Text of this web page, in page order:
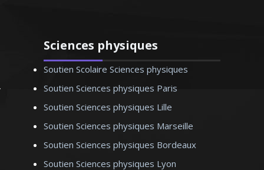
Madame C. Camille – Professeur
d’arts appliqués - Paris
Sciences physiques
Soutien Scolaire Sciences physiques
Soutien Sciences physiques Paris
Soutien Sciences physiques Lille
Soutien Sciences physiques Marseille
Soutien Sciences physiques Bordeaux
Soutien Sciences physiques Lyon